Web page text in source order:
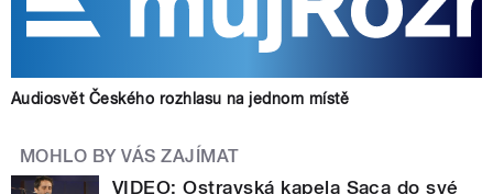
Audiosvět Českého rozhlasu na jednom místě
MOHLO BY VÁS ZAJÍMAT
VIDEO: Ostravská kapela Saca do své